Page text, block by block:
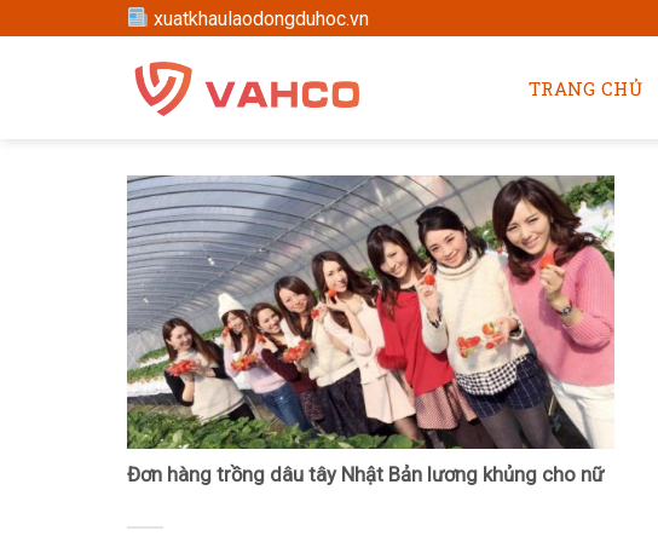
xuatkhaulaodongduhoc.vn
TRANG CHỦ
Đơn hàng trồng dâu tây Nhật Bản lương khủng cho nữ